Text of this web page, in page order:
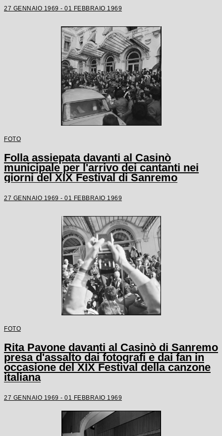
27 GENNAIO 1969 - 01 FEBBRAIO 1969
FOTO
Folla assiepata davanti al Casinò
municipale per l'arrivo dei cantanti nei
giorni del XIX Festival di Sanremo
27 GENNAIO 1969 - 01 FEBBRAIO 1969
FOTO
Rita Pavone davanti al Casinò di Sanremo
presa d'assalto dai fotografi e dai fan in
occasione del XIX Festival della canzone
italiana
27 GENNAIO 1969 - 01 FEBBRAIO 1969